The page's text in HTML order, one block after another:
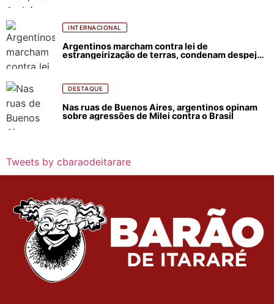
INTERNACIONAL
Argentinos marcham contra lei de
estrangeirização de terras, condenam despejos
DESTAQUE
Nas ruas de Buenos Aires, argentinos opinam
sobre agressões de Milei contra o Brasil
Tweets by cbaraodeitarare